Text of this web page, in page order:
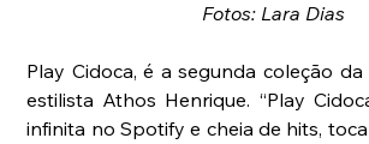
Fotos: Lara Dias
Play Cidoca, é a segunda coleção
estilista Athos Henrique. “Play
infinita no Spotify e cheia de hits,